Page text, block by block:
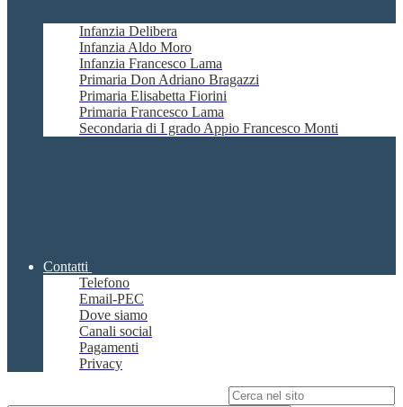
Infanzia Delibera
Infanzia Aldo Moro
Infanzia Francesco Lama
Primaria Don Adriano Bragazzi
Primaria Elisabetta Fiorini
Primaria Francesco Lama
Secondaria di I grado Appio Francesco Monti
Contatti
Telefono
Email-PEC
Dove siamo
Canali social
Pagamenti
Privacy